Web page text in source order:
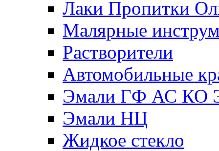
Лаки Пропитки
Малярные
Растворители
Автомобильные
Эмали ГФ АС КО
Эмали НЦ
Жидкое стекло